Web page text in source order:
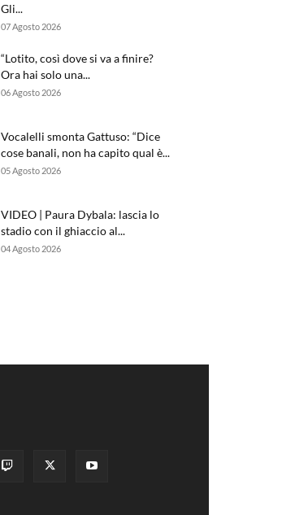
Gli...
07 Agosto 2026
“Lotito, così dove si va a finire?
Ora hai solo una...
06 Agosto 2026
Vocalelli smonta Gattuso: “Dice
cose banali, non ha capito qual è...
05 Agosto 2026
VIDEO | Paura Dybala: lascia lo
stadio con il ghiaccio al...
04 Agosto 2026